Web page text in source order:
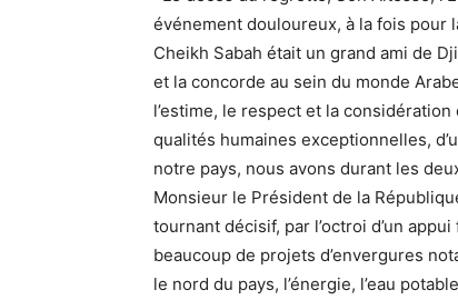
événement douloureux, à la fois pour
Cheikh Sabah était un grand ami de
et la concorde au sein du monde
l’estime, le respect et la
qualités humaines exceptionnelles,
notre pays, nous avons durant les
Monsieur le Président de la
tournant décisif, par l’octroi d’un
beaucoup de projets d’envergures
le nord du pays, l’énergie, l’eau